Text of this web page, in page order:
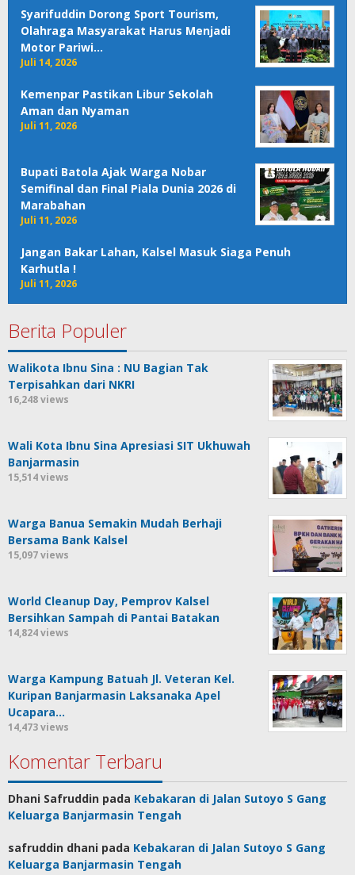
Syarifuddin Dorong Sport Tourism,
Olahraga Masyarakat Harus Menjadi
Motor Pariwi…
Juli 14, 2026
Kemenpar Pastikan Libur Sekolah
Aman dan Nyaman
Juli 11, 2026
Bupati Batola Ajak Warga Nobar
Semifinal dan Final Piala Dunia 2026 di
Marabahan
Juli 11, 2026
Jangan Bakar Lahan, Kalsel Masuk Siaga Penuh
Karhutla !
Juli 11, 2026
Berita Populer
Walikota Ibnu Sina : NU Bagian Tak
Terpisahkan dari NKRI
16,248 views
Wali Kota Ibnu Sina Apresiasi SIT Ukhuwah
Banjarmasin
15,514 views
Warga Banua Semakin Mudah Berhaji
Bersama Bank Kalsel
15,097 views
World Cleanup Day, Pemprov Kalsel
Bersihkan Sampah di Pantai Batakan
14,824 views
Warga Kampung Batuah Jl. Veteran Kel.
Kuripan Banjarmasin Laksanaka Apel
Ucapara…
14,473 views
Komentar Terbaru
Dhani Safruddin pada Kebakaran di Jalan Sutoyo S Gang
Keluarga Banjarmasin Tengah
safruddin dhani pada Kebakaran di Jalan Sutoyo S Gang
Keluarga Banjarmasin Tengah